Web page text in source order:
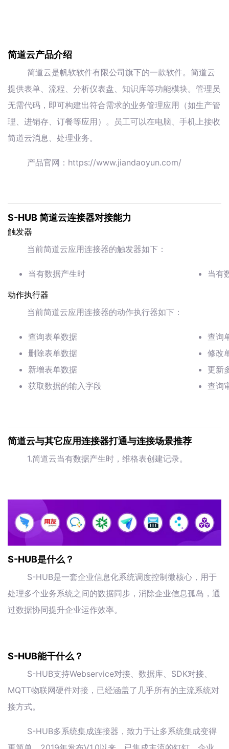
简道云产品介绍
简道云是帆软软件有限公司旗下的一款软件。简道云
提供表单、流程、分析仪表盘、知识库等功能模块。管理员
无需代码，即可构建出符合需求的业务管理应用（如生产管
理、进销存、订餐等应用）。员工可以在电脑、手机上接收
简道云消息、处理业务。
产品官网：https://www.jiandaoyun.com/
S-HUB 简道云连接器对接能力
触发器
当前简道云应用连接器的触发器如下：
当有数据产生时 当有
动作执行器
当前简道云应用连接器的动作执行器如下：
查询表单数据
删除表单数据
新增表单数据
获取数据的输入字段
查询
修改
更新
查询
简道云与其它应用连接器打通与连接场景推荐
1.简道云当有数据产生时，维格表创建记录。
S-HUB是什么？
S-HUB是一套企业信息化系统调度控制微核心，用于
处理多个业务系统之间的数据同步，消除企业信息孤岛，通
过数据协同提升企业运作效率。
S-HUB能干什么？
S-HUB支持Webservice对接、数据库、SDK对接、
MQTT物联网硬件对接，已经涵盖了几乎所有的主流系统对
接方式。
S-HUB多系统集成连接器，致力于让多系统集成变得